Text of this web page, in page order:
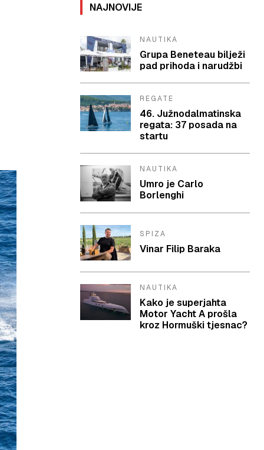
NAJNOVIJE
NAUTIKA
Grupa Beneteau bilježi
pad prihoda i narudžbi
REGATE
46. Južnodalmatinska
regata: 37 posada na
startu
NAUTIKA
Umro je Carlo
Borlenghi
SPIZA
Vinar Filip Baraka
NAUTIKA
Kako je superjahta
Motor Yacht A prošla
kroz Hormuški tjesnac?